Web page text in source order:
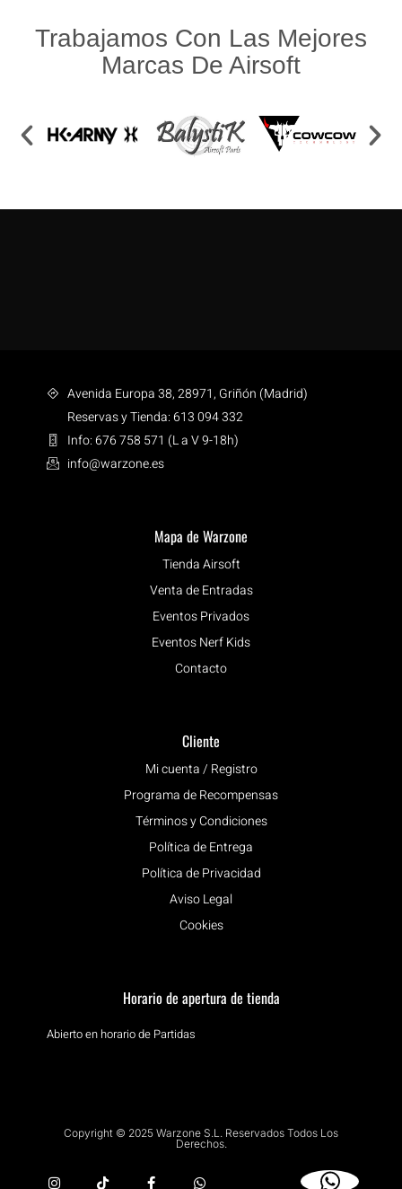
Trabajamos Con Las Mejores
Marcas De Airsoft
Avenida Europa 38, 28971, Griñón (Madrid)
Reservas y Tienda: 613 094 332
Info: 676 758 571 (L a V 9-18h)
info@warzone.es
Mapa de Warzone
Tienda Airsoft
Venta de Entradas
Eventos Privados
Eventos Nerf Kids
Contacto
Cliente
Mi cuenta / Registro
Programa de Recompensas
Términos y Condiciones
Política de Entrega
Política de Privacidad
Aviso Legal
Cookies
Horario de apertura de tienda
Abierto en horario de Partidas
Copyright © 2025 Warzone S.L. Reservados Todos Los
Derechos.